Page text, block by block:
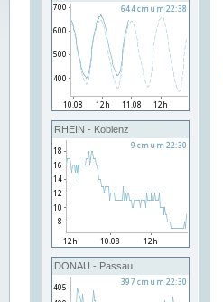
RHEIN - Koblenz
DONAU - Passau